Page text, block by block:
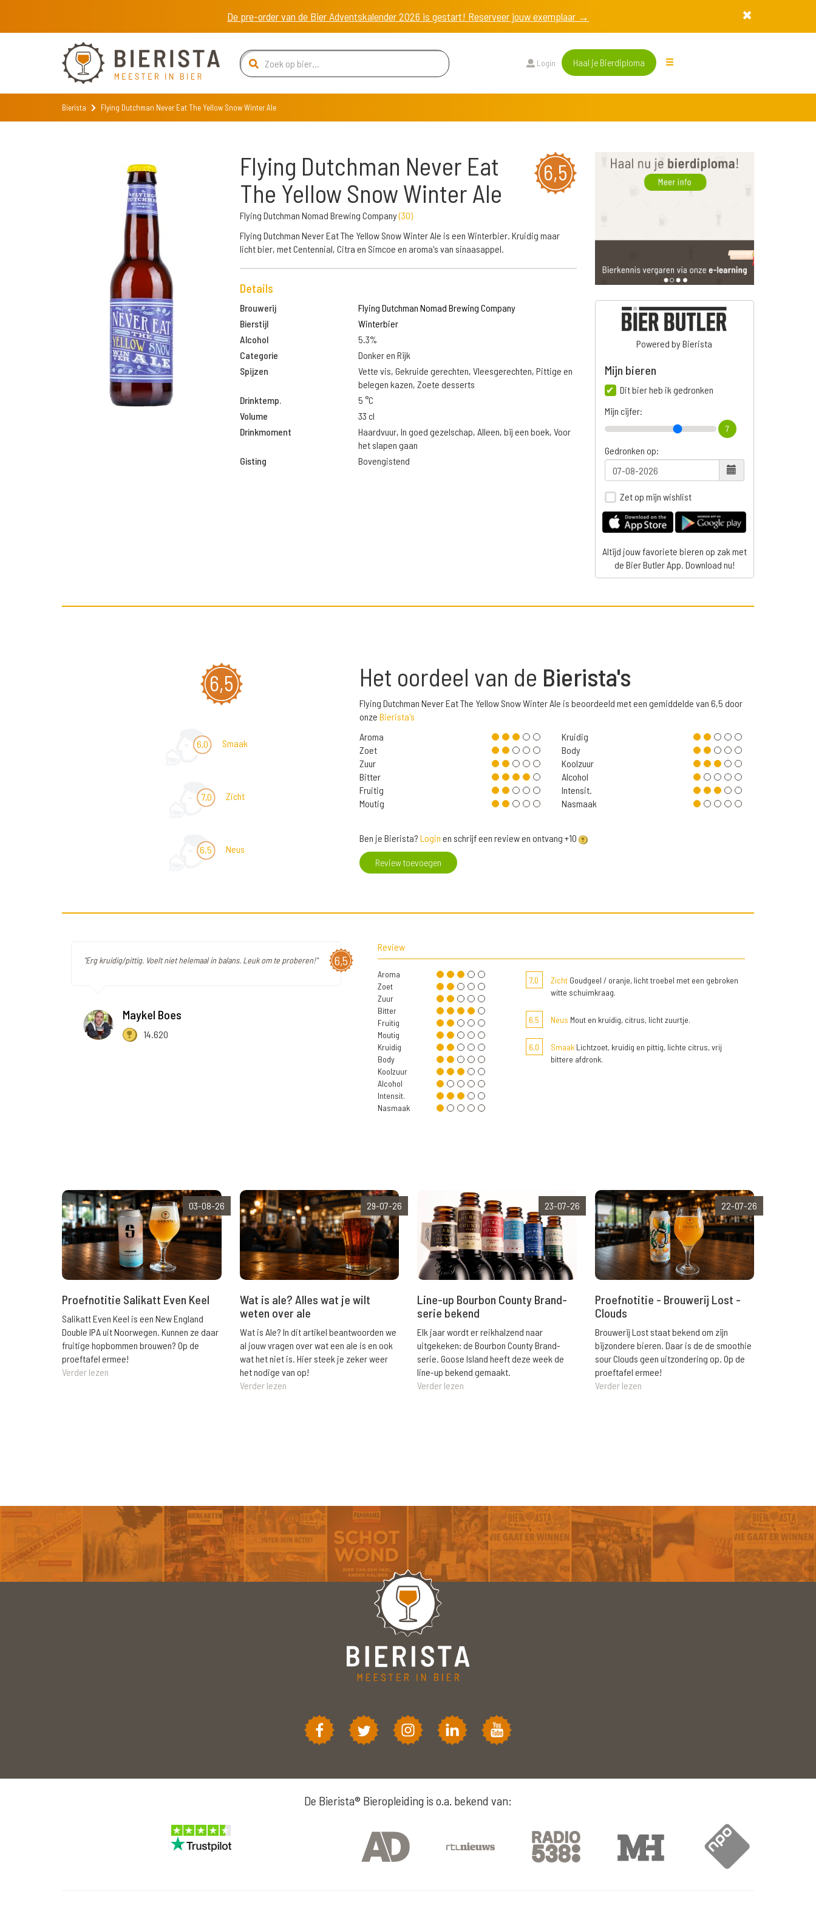
De pre-order van de Bier Adventskalender 2026 is gestart! Reserveer jouw exemplaar →
Login Haal je Bierdiploma
Bierista Flying Dutchman Never Eat The Yellow Snow Winter Ale
6,5
Flying Dutchman Never Eat
The Yellow Snow Winter Ale
Flying Dutchman Nomad Brewing Company(30)
Flying Dutchman Never Eat The Yellow Snow Winter Ale is een Winterbier. Kruidig maar
licht bier, met Centennial, Citra en Simcoe en aroma's van sinaasappel.
Details
Brouwerij
Flying Dutchman Nomad Brewing Company
Bierstijl
Winterbier
Alcohol
5.3%
Categorie
Donker en Rijk
Spijzen
Vette vis, Gekruide gerechten, Vleesgerechten, Pittige en
belegen kazen, Zoete desserts
Drinktemp.
5 °C
Volume
33 cl
Drinkmoment
Haardvuur, In goed gezelschap, Alleen, bij een boek, Voor
het slapen gaan
Gisting
Bovengistend
Powered by Bierista
Mijn bieren
Dit bier heb ik gedronken
Mijn cijfer:
7
Gedronken op:
Zet op mijn wishlist
Altijd jouw favoriete bieren op zak met
de Bier Butler App. Download nu!
6,5
6,0 Smaak
7,0 Zicht
6,5 Neus
Het oordeel van de Bierista's
Flying Dutchman Never Eat The Yellow Snow Winter Ale is beoordeeld met een gemiddelde van 6,5 door
onze Bierista's
Aroma
Zoet
Zuur
Bitter
Fruitig
Moutig
Kruidig
Body
Koolzuur
Alcohol
Intensit.
Nasmaak
Ben je Bierista? Login en schrijf een review en ontvang +10
Review toevoegen
6,5
"Erg kruidig/pittig. Voelt niet helemaal in balans. Leuk om te proberen!"
Maykel Boes
14.620
Review
Aroma
Zoet
Zuur
Bitter
Fruitig
Moutig
Kruidig
Body
Koolzuur
Alcohol
Intensit.
Nasmaak
7,0 ZichtGoudgeel / oranje, licht troebel met een gebroken
witte schuimkraag.
6,5 Neus Mout en kruidig, citrus, licht zuurtje.
6,0 SmaakLichtzoet, kruidig en pittig, lichte citrus, vrij
bittere afdronk.
03-08-26
Proefnotitie Salikatt Even Keel
Salikatt Even Keel is een New England
Double IPA uit Noorwegen. Kunnen ze daar
fruitige hopbommen brouwen? Op de
proeftafel ermee!
Verder lezen
29-07-26
Wat is ale? Alles wat je wilt
weten over ale
Wat is Ale? In dit artikel beantwoorden we
al jouw vragen over wat een ale is en ook
wat het niet is. Hier steek je zeker weer
het nodige van op!
Verder lezen
23-07-26
Line-up Bourbon County Brand-
serie bekend
Elk jaar wordt er reikhalzend naar
uitgekeken: de Bourbon County Brand-
serie. Goose Island heeft deze week de
line-up bekend gemaakt.
Verder lezen
22-07-26
Proefnotitie - Brouwerij Lost -
Clouds
Brouwerij Lost staat bekend om zijn
bijzondere bieren. Daar is de de smoothie
sour Clouds geen uitzondering op. Op de
proeftafel ermee!
Verder lezen
De Bierista® Bieropleiding is o.a. bekend van: